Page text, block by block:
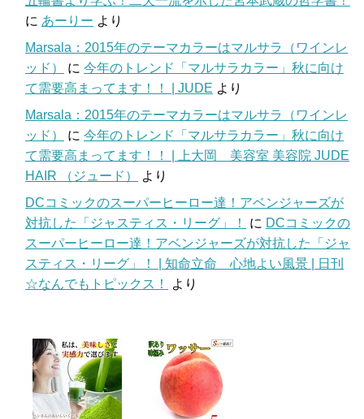
に あーりー より
Marsala：2015年のテーマカラーはマルサラ（ワインレ
ッド）
に 今年のトレンド「マルサラカラー」秋に向け
て需要高まってます！！ | JUDE より
Marsala：2015年のテーマカラーはマルサラ（ワインレ
ッド）
に 今年のトレンド「マルサラカラー」秋に向け
て需要高まってます！！ | 上大岡 美容室 美容院 JUDE
HAIR （ジュード）
より
DCコミックのスーパーヒーロー達！アベンジャーズが
対抗した「ジャスティス・リーグ」！
に DCコミックの
スーパーヒーロー達！アベンジャーズが対抗した「ジャ
スティス・リーグ」！ | 知命立命 心地よい風景 | 日刊
☆なんでもトピックス！
より